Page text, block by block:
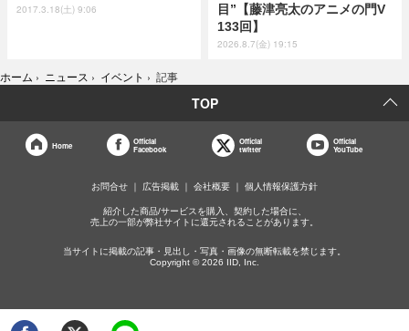
2017.3.18(土) 9:06
目”【藤津亮太のアニメの門V
133回】
2026.8.7(金) 19:15
ホーム › ニュース › イベント › 記事
TOP
Home
Official
Facebook
Official
twitter
Official
YouTube
お問合せ 広告掲載 会社概要 個人情報保護方針
紹介した商品/サービスを購入、契約した場合に、
売上の一部が弊社サイトに還元されることがあります。
当サイトに掲載の記事・見出し・写真・画像の無断転載を禁じます。
Copyright © 2026 IID, Inc.